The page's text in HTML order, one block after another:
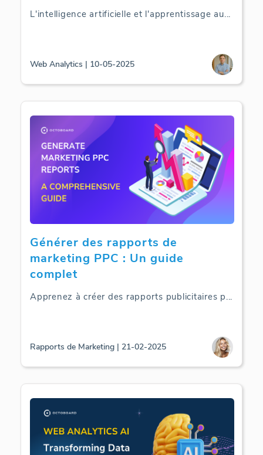
L'intelligence artificielle et l'apprentissage au...
Web Analytics | 10-05-2025
Générer des rapports de
marketing PPC : Un guide
complet
Apprenez à créer des rapports publicitaires p...
Rapports de Marketing | 21-02-2025